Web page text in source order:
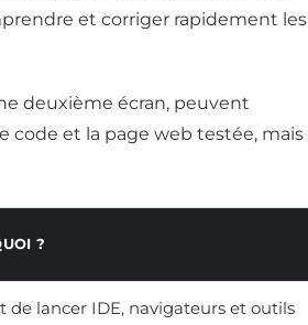
et corriger rapidement les
deuxième écran, peuvent
code et la page web testée, mais
?
de lancer IDE, navigateurs et outils